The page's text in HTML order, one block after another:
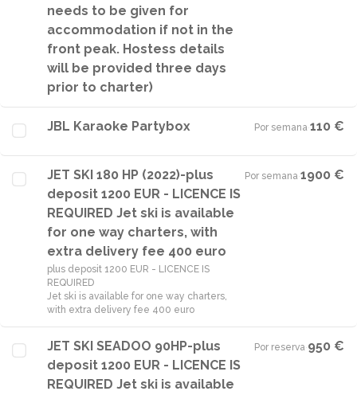
needs to be given for
accommodation if not in the
front peak. Hostess details
will be provided three days
prior to charter)
JBL Karaoke Partybox Por semana·110 €
JET SKI 180 HP (2022)-plus
deposit 1200 EUR - LICENCE IS
REQUIRED Jet ski is available
for one way charters, with
extra delivery fee 400 euro
plus deposit 1200 EUR - LICENCE IS
REQUIRED
Jet ski is available for one way charters,
with extra delivery fee 400 euro
Por semana·1900 €
JET SKI SEADOO 90HP-plus
deposit 1200 EUR - LICENCE IS
REQUIRED Jet ski is available
Por reserva·950 €